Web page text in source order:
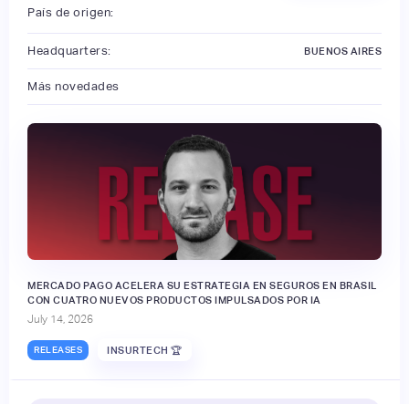
País de origen:
Headquarters: BUENOS AIRES
Más novedades
MERCADO PAGO ACELERA SU ESTRATEGIA EN SEGUROS EN BRASIL
CON CUATRO NUEVOS PRODUCTOS IMPULSADOS POR IA
July 14, 2026
RELEASES INSURTECH 🏆